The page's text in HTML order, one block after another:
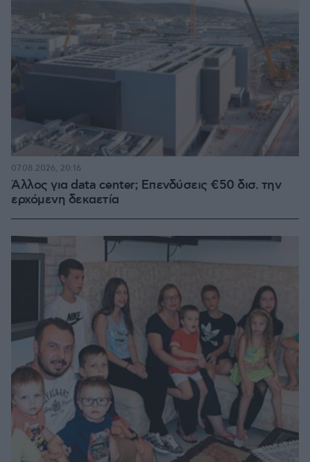
Άλλος για data center; Επενδύσεις €50 δισ. την
ερχόμενη δεκαετία
07.08.2026, 20:16